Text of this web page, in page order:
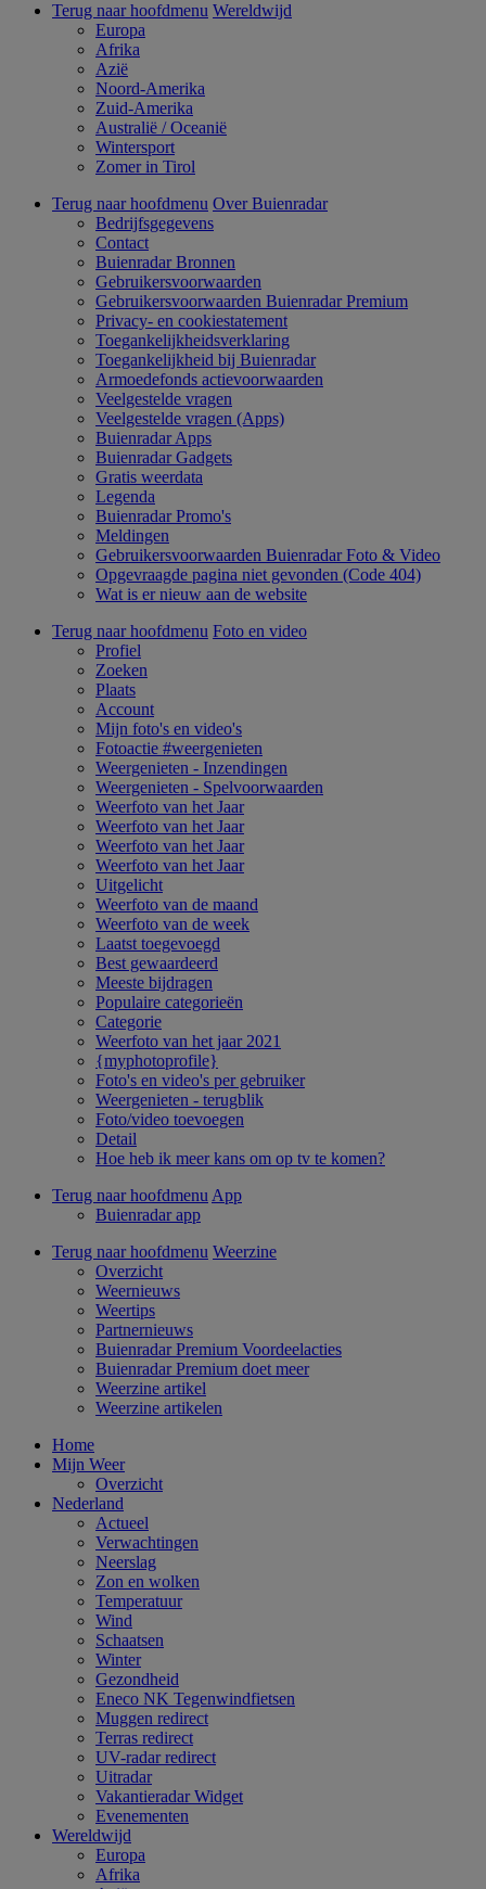
Terug naar hoofdmenu Wereldwijd
Europa
Afrika
Azië
Noord-Amerika
Zuid-Amerika
Australië / Oceanië
Wintersport
Zomer in Tirol
Terug naar hoofdmenu Over Buienradar
Bedrijfsgegevens
Contact
Buienradar Bronnen
Gebruikersvoorwaarden
Gebruikersvoorwaarden Buienradar Premium
Privacy- en cookiestatement
Toegankelijkheidsverklaring
Toegankelijkheid bij Buienradar
Armoedefonds actievoorwaarden
Veelgestelde vragen
Veelgestelde vragen (Apps)
Buienradar Apps
Buienradar Gadgets
Gratis weerdata
Legenda
Buienradar Promo's
Meldingen
Gebruikersvoorwaarden Buienradar Foto & Video
Opgevraagde pagina niet gevonden (Code 404)
Wat is er nieuw aan de website
Terug naar hoofdmenu Foto en video
Profiel
Zoeken
Plaats
Account
Mijn foto's en video's
Fotoactie #weergenieten
Weergenieten - Inzendingen
Weergenieten - Spelvoorwaarden
Weerfoto van het Jaar
Weerfoto van het Jaar
Weerfoto van het Jaar
Weerfoto van het Jaar
Uitgelicht
Weerfoto van de maand
Weerfoto van de week
Laatst toegevoegd
Best gewaardeerd
Meeste bijdragen
Populaire categorieën
Categorie
Weerfoto van het jaar 2021
{myphotoprofile}
Foto's en video's per gebruiker
Weergenieten - terugblik
Foto/video toevoegen
Detail
Hoe heb ik meer kans om op tv te komen?
Terug naar hoofdmenu App
Buienradar app
Terug naar hoofdmenu Weerzine
Overzicht
Weernieuws
Weertips
Partnernieuws
Buienradar Premium Voordeelacties
Buienradar Premium doet meer
Weerzine artikel
Weerzine artikelen
Home
Mijn Weer
Overzicht
Nederland
Actueel
Verwachtingen
Neerslag
Zon en wolken
Temperatuur
Wind
Schaatsen
Winter
Gezondheid
Eneco NK Tegenwindfietsen
Muggen redirect
Terras redirect
UV-radar redirect
Uitradar
Vakantieradar Widget
Evenementen
Wereldwijd
Europa
Afrika